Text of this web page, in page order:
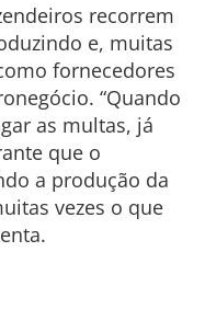
recorrem
e, muitas
fornecedores
“Quando
as multas, já
que o
a produção da
vezes o que